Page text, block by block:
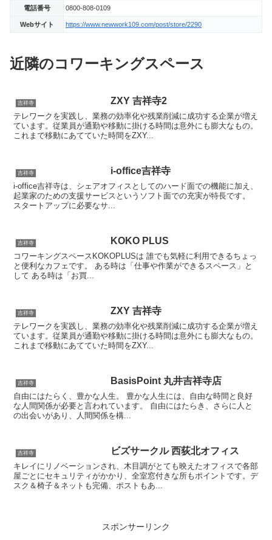
電話番号 0800-808-0109
Webサイト https://www.newwork109.com/post/store/2290
近隣のコワーキングスペース
吉祥寺 ZXY 吉祥寺2
テレワークを実践し、業務の効率化や残業削減に成功する企業が増え
ています。従業員が通勤や移動に掛ける時間は意外にも膨大なもの。
これまで移動にあてていた時間をZXY...
吉祥寺 i-office吉祥寺
i-office吉祥寺は、シェアオフィスとしてのハード面での機能に加え、
起業家のための支援サービスというソフト面での充実が特長です。
スタートアップに必要なサ...
吉祥寺 KOKO PLUS
コワーキングスペースKOKOPLUSは 誰でも気軽に利用できるちょっ
と便利なカフェです。 ある時は「仕事や作業ができるスペース」と
して ある時は「お買...
吉祥寺 ZXY 吉祥寺
テレワークを実践し、業務の効率化や残業削減に成功する企業が増え
ています。従業員が通勤や移動に掛ける時間は意外にも膨大なもの。
これまで移動にあてていた時間をZXY...
吉祥寺 BasisPoint 丸井吉祥寺店
自由にはたらく、豊かな人生。 豊かな人生には、自由な時間と良好
な人間関係が必要と言われています。 自由にはたらき、さらに人と
の出会いがあり、人間関係を構...
吉祥寺 ビズサークル 西荻北オフィス
キレイにリノベーションされ、木目調がとても映えたオフィスで各部
屋ごとにセキュリティがかかり、全室窓付きな所もポイントです。デ
スク＆椅子＆ネットも完備、ポストもあ...
スポンサーリンク